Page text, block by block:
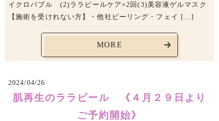
イクロバブル (2)ララピールケア×2回(3)美容液ゲルマスク
【施術を受けれない方】・他社ピーリング・フェイ […]
MORE
2024/04/26
肌再生のララピール 《４月２９日より
ご予約開始》